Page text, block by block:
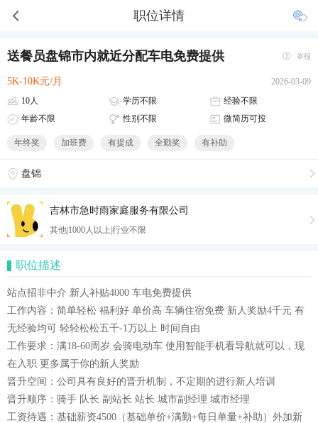
职位详情
送餐员盘锦市内就近分配车电免费提供 举报
5K-10K元/月
2026-03-09
10人
学历不限
经验不限
年龄不限
性别不限 微简历可投
年终奖 加班费 有提成 全勤奖 有补助
盘锦
吉林市急时雨家庭服务有限公司
其他|1000人以上|行业不限
职位描述
站点招非中介 新人补贴4000 车电免费提供
工作内容：简单轻松 福利好 单价高 车辆住宿免费 新人奖励4千元 有
无经验均可 轻轻松松五千-1万以上 时间自由
工作要求：满18-60周岁 会骑电动车 使用智能手机看导航就可以，现
在入职 更多属于你的新人奖励
晋升空间：公司具有良好的晋升机制，不定期的进行新人培训
晋升顺序：骑手 队长 副站长 站长 城市副经理 城市经理
工资待遇：基础薪资4500（基础单价+满勤+每日单量+补助）外加新